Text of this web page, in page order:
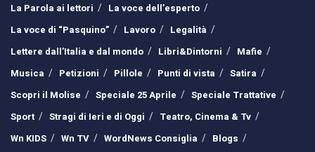
La Parola ai lettori
La voce dell’esperto
La voce di “Pasquino”
Lavoro
Legalità
Lettere dall’Italia e dal mondo
Libri&Dintorni
Mafie
Musica
Petizioni Pillole Punti di vista
Satira
Scopri il Molise
Speciale 25 Aprile
Speciale Trattative
Sport
Stragi di Ieri e di Oggi
Teatro, Cinema & Tv
Wn KIDS
Wn TV WordNews Consiglia
Blogs